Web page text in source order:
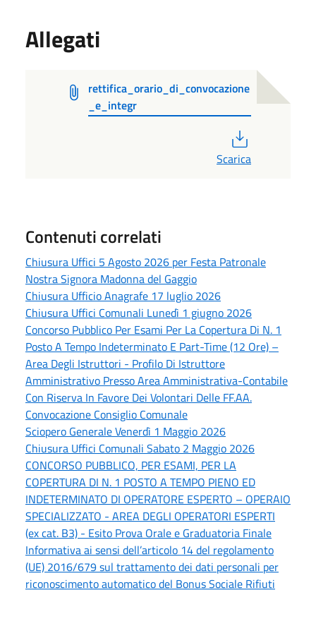
Allegati
rettifica_orario_di_convocazione
_e_integr
Scarica
Contenuti correlati
Chiusura Uffici 5 Agosto 2026 per Festa Patronale
Nostra Signora Madonna del Gaggio
Chiusura Ufficio Anagrafe 17 luglio 2026
Chiusura Uffici Comunali Lunedì 1 giugno 2026
Concorso Pubblico Per Esami Per La Copertura Di N. 1
Posto A Tempo Indeterminato E Part-Time (12 Ore) –
Area Degli Istruttori - Profilo Di Istruttore
Amministrativo Presso Area Amministrativa-Contabile
Con Riserva In Favore Dei Volontari Delle FF.AA.
Convocazione Consiglio Comunale
Sciopero Generale Venerdì 1 Maggio 2026
Chiusura Uffici Comunali Sabato 2 Maggio 2026
CONCORSO PUBBLICO, PER ESAMI, PER LA
COPERTURA DI N. 1 POSTO A TEMPO PIENO ED
INDETERMINATO DI OPERATORE ESPERTO – OPERAIO
SPECIALIZZATO - AREA DEGLI OPERATORI ESPERTI
(ex cat. B3) - Esito Prova Orale e Graduatoria Finale
Informativa ai sensi dell’articolo 14 del regolamento
(UE) 2016/679 sul trattamento dei dati personali per
riconoscimento automatico del Bonus Sociale Rifiuti